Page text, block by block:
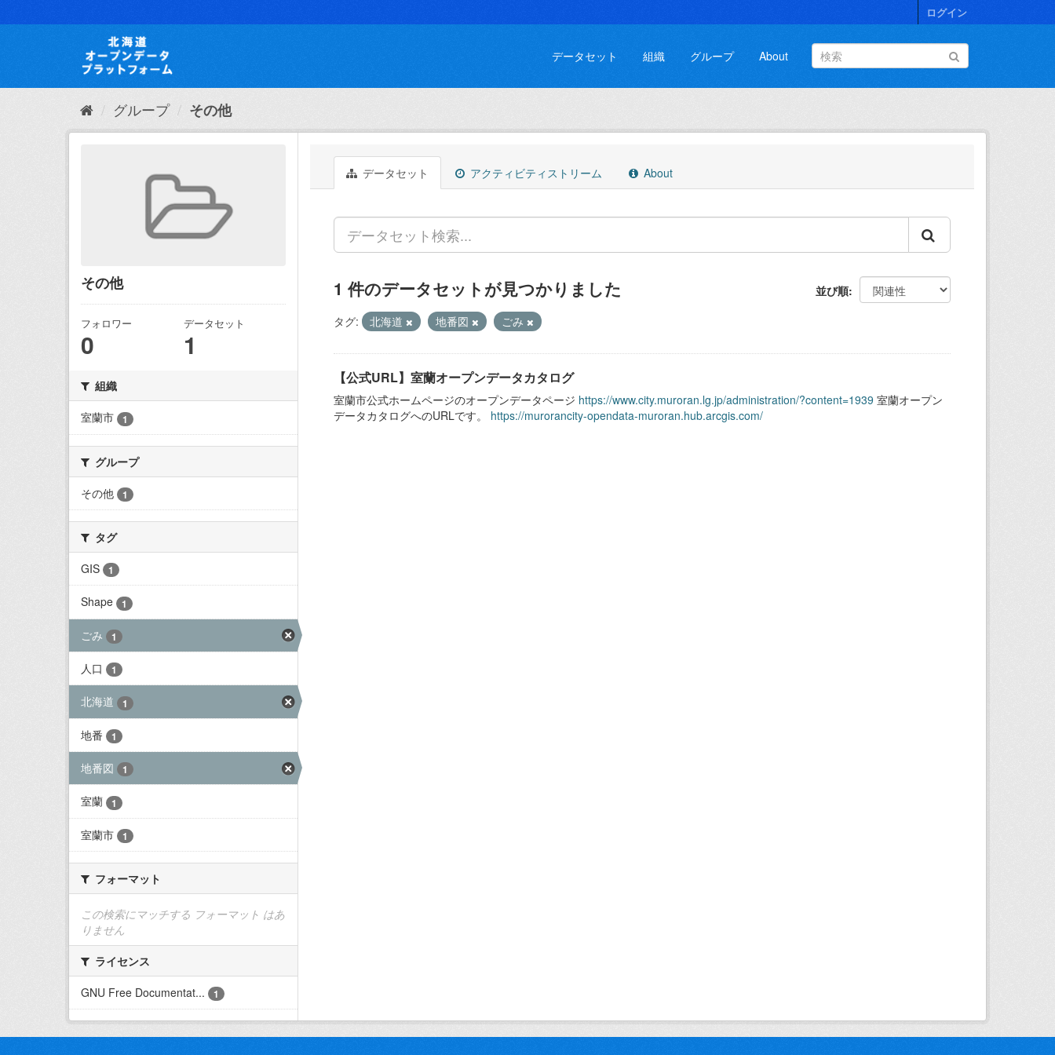
キ
て
ログイン
データセット 組織 グループ About
グループ その他
その他
フォロワー
0
データセット
1
組織
室蘭市
1
グループ
その他
1
タグ
GIS
1
Shape 1
ごみ 1
人口 1
北海道 1
地番 1
地番図 1
室蘭 1
室蘭市 1
フォーマット
この検索にマッチする フォーマット はあ
りません
ライセンス
GNU Free Documentat...
1
データセット アクティビティストリーム About
並び順
1 件のデータセットが見つかりました
タグ: 北海道 地番図 ごみ
【公式URL】室蘭オープンデータカタログ
室蘭市公式ホームページのオープンデータページ https://www.city.muroran.lg.jp/administration/?content=1939 室蘭オープン
データカタログへのURLです。 https://murorancity-opendata-muroran.hub.arcgis.com/